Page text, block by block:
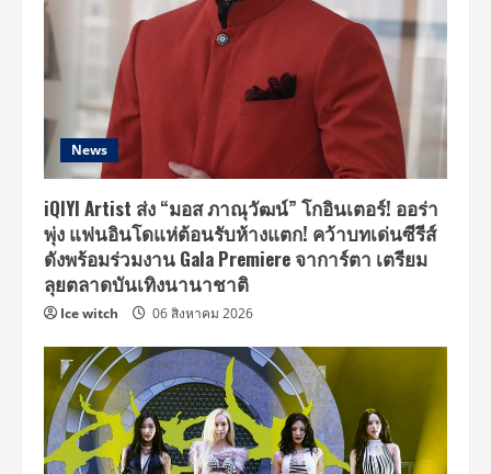
News
iQIYI Artist ส่ง “มอส ภาณุวัฒน์” โกอินเตอร์! ออร่า
พุ่ง แฟนอินโดแห่ต้อนรับห้างแตก! คว้าบทเด่นซีรีส์
ดังพร้อมร่วมงาน Gala Premiere จาการ์ตา เตรียม
ลุยตลาดบันเทิงนานาชาติ
Ice witch 06 สิงหาคม 2026